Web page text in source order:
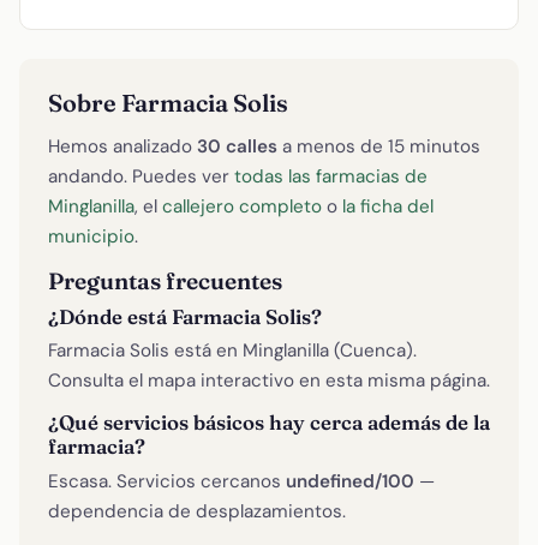
Sobre Farmacia Solis
Hemos analizado 30 calles a menos de 15 minutos
andando. Puedes ver todas las farmacias de
Minglanilla, el callejero completo o la ficha del
municipio.
Preguntas frecuentes
¿Dónde está Farmacia Solis?
Farmacia Solis está en Minglanilla (Cuenca).
Consulta el mapa interactivo en esta misma página.
¿Qué servicios básicos hay cerca además de la
farmacia?
Escasa. Servicios cercanos undefined/100 —
dependencia de desplazamientos.